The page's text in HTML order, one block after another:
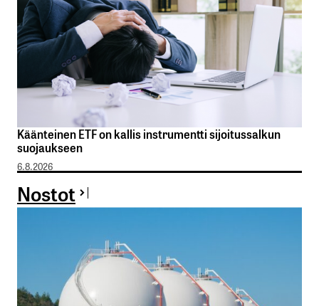
Käänteinen ETF on kallis instrumentti sijoitussalkun
suojaukseen
6.8.2026
Nostot